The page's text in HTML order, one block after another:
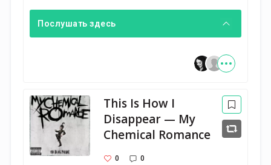
Послушать здесь
This Is How I
Disappear — My
Chemical Romance
0 0